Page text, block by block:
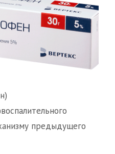
предыдущего